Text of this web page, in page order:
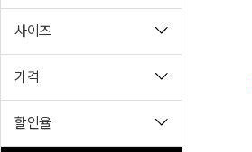
사이즈
가격
할인율